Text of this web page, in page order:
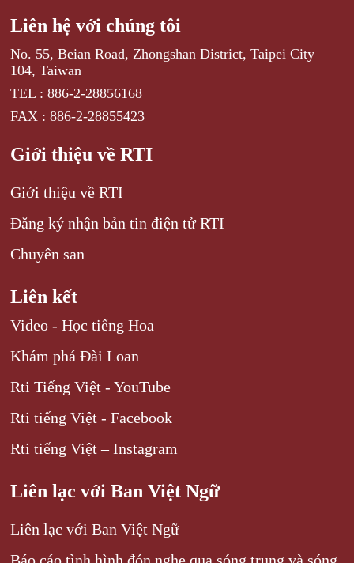
Liên hệ với chúng tôi
No. 55, Beian Road, Zhongshan District, Taipei City
104, Taiwan
TEL : 886-2-28856168
FAX : 886-2-28855423
Giới thiệu về RTI
Giới thiệu về RTI
Đăng ký nhận bản tin điện tử RTI
Chuyên san
Liên kết
Video - Học tiếng Hoa
Khám phá Đài Loan
Rti Tiếng Việt - YouTube
Rti tiếng Việt - Facebook
Rti tiếng Việt – Instagram
Liên lạc với Ban Việt Ngữ
Liên lạc với Ban Việt Ngữ